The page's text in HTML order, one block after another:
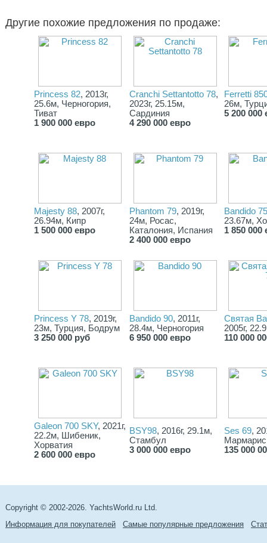
Cruising Speed 24 kn
Additional Equipment • Underwater lights
• Generator
• Inverter
Electronics • Depthsounder
• Radar
• Log-speedometer
• Computer
• Repeater(s)
• DVD player
• Autopilot
• Cockpit speakers
Inside Equipment • Stern thruster
• Dishwasher
• Bow thruster
• Microwave oven
• Refrigerator
• Fresh water maker
• Deep freezer
• Sea water pump
• Hydraulic gangway
• Radar reflector
• Tender
Другие похожие предложения по продаже:
Princess 82, 2013г,
25.6м, Черногория,
Тиват
1 900 000 евро
Cranchi Settantotto 78,
2023г, 25.15м,
Сардиния
4 290 000 евро
Ferretti
26м,
5 200 000
Majesty 88, 2007г,
26.94м, Кипр
1 500 000 евро
Phantom 79, 2019г,
24м, Росас,
Каталония, Испания
2 400 000 евро
Bandido 75
23.67м,
1 850 000
Princess Y 78, 2019г,
23м, Турция, Бодрум
3 250 000 руб
Bandido 90, 2011г,
28.4м, Черногория
6 950 000 евро
Святая
2005г,
110 000
Galeon 700 SKY, 2021г,
22.2м, Шибеник,
Хорватия
2 600 000 евро
BSY98, 2016г, 29.1м,
Стамбул
3 000 000 евро
Ses 69,
135 000
Copyright © 2002-2026. YachtsWorld.ru Ltd.
Информация для покупателей
Самые популярные предложения